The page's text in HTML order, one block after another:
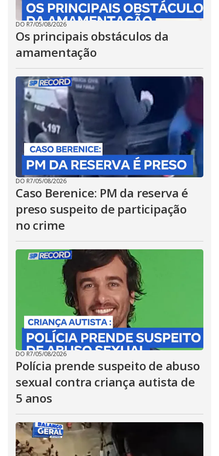
DO R7/05/08/2026
Os principais obstáculos da
amamentação
DO R7/05/08/2026
Caso Berenice: PM da reserva é
preso suspeito de participação
no crime
DO R7/05/08/2026
Polícia prende suspeito de abuso
sexual contra criança autista de
5 anos